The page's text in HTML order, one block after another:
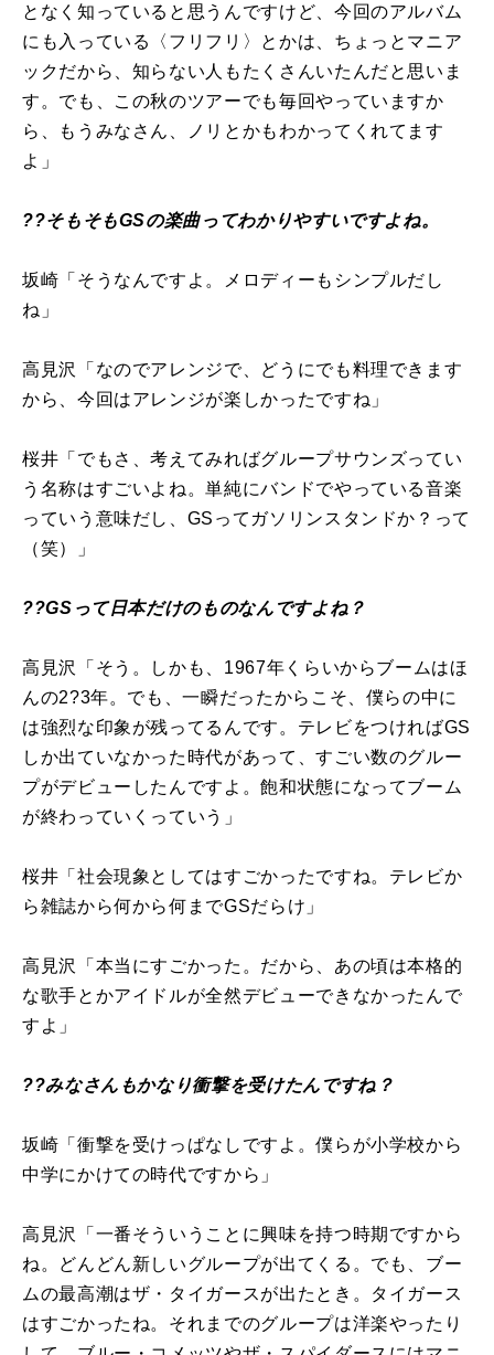
となく知っていると思うんですけど、今回のアルバム
にも入っている〈フリフリ〉とかは、ちょっとマニア
ックだから、知らない人もたくさんいたんだと思いま
す。でも、この秋のツアーでも毎回やっていますか
ら、もうみなさん、ノリとかもわかってくれてます
よ」
??そもそもGSの楽曲ってわかりやすいですよね。
坂崎「そうなんですよ。メロディーもシンプルだし
ね」
高見沢「なのでアレンジで、どうにでも料理できます
から、今回はアレンジが楽しかったですね」
桜井「でもさ、考えてみればグループサウンズってい
う名称はすごいよね。単純にバンドでやっている音楽
っていう意味だし、GSってガソリンスタンドか？って
（笑）」
??GSって日本だけのものなんですよね？
高見沢「そう。しかも、1967年くらいからブームはほ
んの2?3年。でも、一瞬だったからこそ、僕らの中に
は強烈な印象が残ってるんです。テレビをつければGS
しか出ていなかった時代があって、すごい数のグルー
プがデビューしたんですよ。飽和状態になってブーム
が終わっていくっていう」
桜井「社会現象としてはすごかったですね。テレビか
ら雑誌から何から何までGSだらけ」
高見沢「本当にすごかった。だから、あの頃は本格的
な歌手とかアイドルが全然デビューできなかったんで
すよ」
??みなさんもかなり衝撃を受けたんですね？
坂崎「衝撃を受けっぱなしですよ。僕らが小学校から
中学にかけての時代ですから」
高見沢「一番そういうことに興味を持つ時期ですから
ね。どんどん新しいグループが出てくる。でも、ブー
ムの最高潮はザ・タイガースが出たとき。タイガース
はすごかったね。それまでのグループは洋楽やったり